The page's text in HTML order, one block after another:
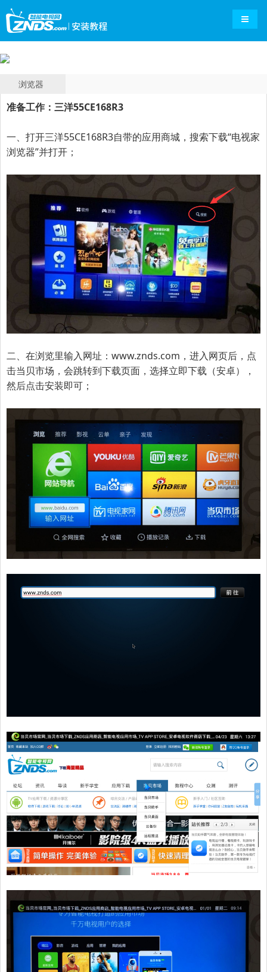
导航
浏览器
准备工作：三洋55CE168R3
一、打开三洋55CE168R3自带的应用商城，搜索下载“电视家
浏览器”并打开；
二、在浏览里输入网址： www.znds.com ，进入网页后，点
击当贝市场 ，会跳转到下载页面，选择立即下载（安卓），
然后点击安装即可；